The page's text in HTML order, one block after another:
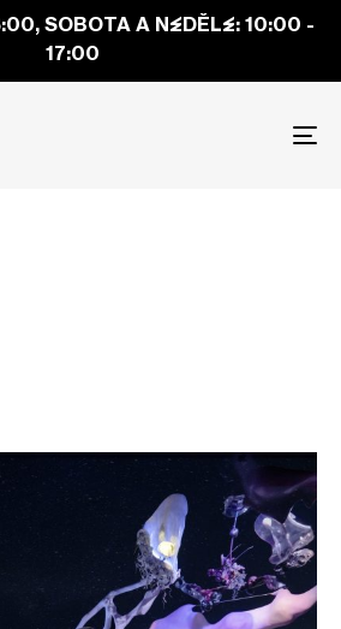
SOBOTA A NEDĚLE: 10:00 -
17:00